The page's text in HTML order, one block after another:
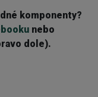
komponenty?
nebo
dole).